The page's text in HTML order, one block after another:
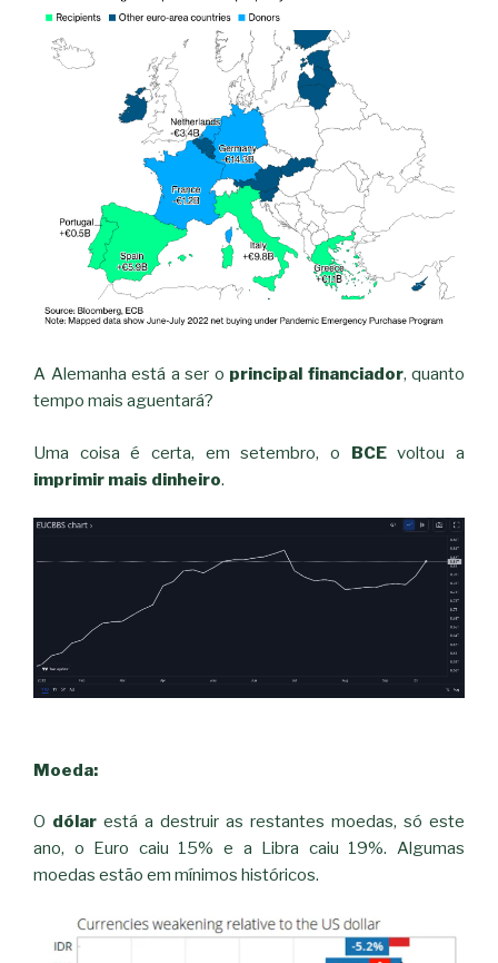
A Alemanha está a ser o principal financiador, quanto
tempo mais aguentará?
Uma coisa é certa, em setembro, o BCEvoltou a
imprimir mais dinheiro.
Moeda:
O dólar está a destruir as restantes moedas, só este
ano, o Euro caiu 15% e a Libra caiu 19%. Algumas
moedas estão em mínimos históricos.